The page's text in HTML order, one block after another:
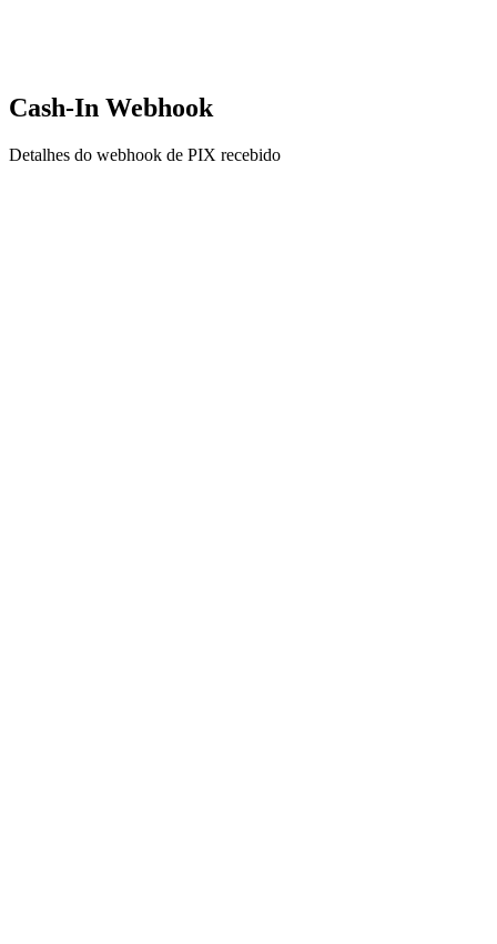
Cash-In Webhook
Detalhes do webhook de PIX recebido